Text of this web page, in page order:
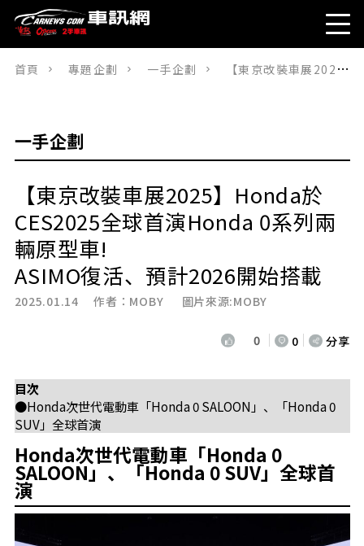
首頁 專題企劃 一手企劃 【東京改裝車展2025】Honda於CES2025全球首演Honda 0系列兩輛原型車! ASIMO復活、預計2026開始搭載
一手企劃
【東京改裝車展2025】Honda於
CES2025全球首演Honda 0系列兩
輛原型車!
ASIMO復活、預計2026開始搭載
2025.01.14 作者： MOBY 圖片來源:MOBY
0 0 分享
目次
●Honda次世代電動車「Honda 0 SALOON」、「Honda 0
SUV」全球首演
Honda次世代電動車「Honda 0
SALOON」、「Honda 0 SUV」全球首
演